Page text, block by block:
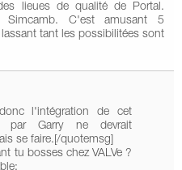
lieues de qualité de Portal.
Simcamb. C'est amusant 5
tant les possibilitées sont
l'intégration de cet
Garry ne devrait
se faire.[/quotemsg]
tu bosses chez VALVe ?